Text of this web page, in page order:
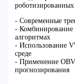
роботизированных
- Современные
-
алгоритмах
- Использование
среде
- Применение OBV
прогнозирования